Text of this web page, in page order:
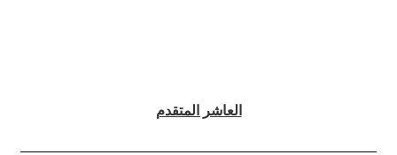
العاشر المتقدم